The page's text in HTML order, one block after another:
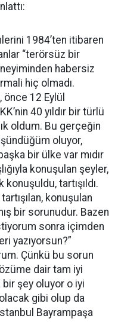
1984’ten itibaren
“terörsüz bir
habersiz
hiç olmadı.
12 Eylül
40 yıldır bir türlü
oldum. Bu gerçeğin
oluyor,
bir ülke var mıdır
konuşulan şeyler,
konuşuldu, tartışıldı.
konuşulan
bir sorunudur. Bazen
sonra içimden
yazıyorsun?”
Çünkü bu sorun
dair tam iyi
şey oluyor o iyi
gibi olup da
Bayrampaşa